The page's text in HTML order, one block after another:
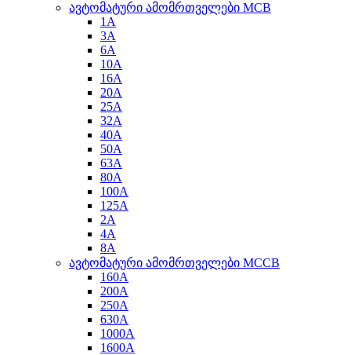
ავტომატური ამომრთველები MCB
1A
3A
6A
10A
16A
20A
25А
32A
40A
50A
63A
80A
100A
125A
2A
4A
8A
ავტომატური ამომრთველები MCCB
160A
200A
250A
630A
1000A
1600A